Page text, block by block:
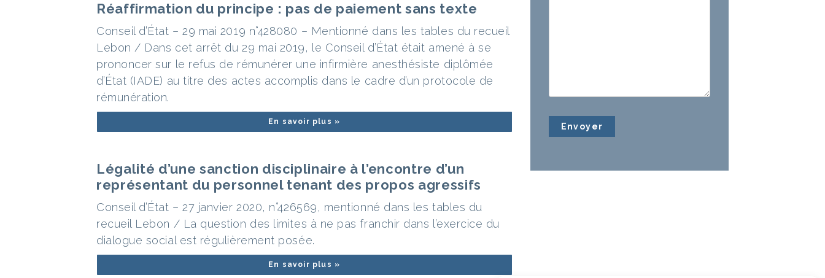
Réaffirmation du principe : pas de paiement sans texte
Conseil d’État – 29 mai 2019 n°428080 – Mentionné dans les tables du recueil
Lebon / Dans cet arrêt du 29 mai 2019, le Conseil d’État était amené à se
prononcer sur le refus de rémunérer une infirmière anesthésiste diplômée
d’État (IADE) au titre des actes accomplis dans le cadre d’un protocole de
rémunération.
En savoir plus »
Légalité d’une sanction disciplinaire à l’encontre d’un
représentant du personnel tenant des propos agressifs
Conseil d’État – 27 janvier 2020, n°426569, mentionné dans les tables du
recueil Lebon / La question des limites à ne pas franchir dans l’exercice du
dialogue social est régulièrement posée.
En savoir plus »